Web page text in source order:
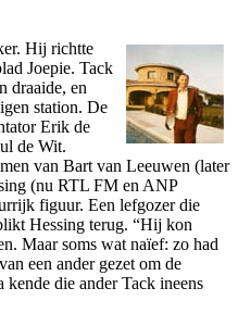
Hij richtte
Joepie. Tack
draaide, en
station. De
Erik de
de Wit.
van Bart van Leeuwen (later
(nu RTL FM en ANP
figuur. Een lefgozer die
Hessing terug. “Hij kon
Maar soms wat naïef: zo had
een ander gezet om de
die ander Tack ineens